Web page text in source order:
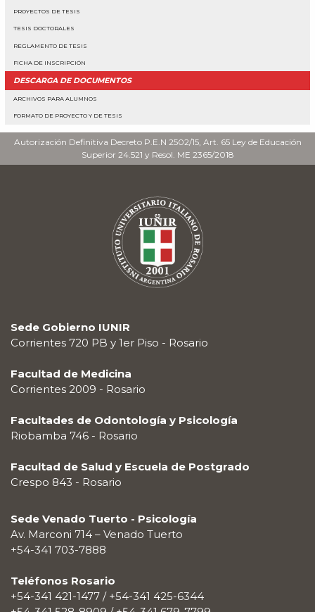
PROYECTOS DE TESIS
TESIS DOCTORALES
REGLAMENTO DE TESIS
FICHA DE INSCRIPCIÓN
DESCARGA DE DOCUMENTOS
ARCHIVOS PARA ALUMNOS
FORMATO DE PROYECTO Y DE TESIS
Autorización Definitiva Decreto P.E.N 2502/15, Art. 65 Ley de Educación
Superior 24.521 y Resol. ME 2365/2018
Sede Gobierno IUNIR
Corrientes 720 PB y 1er Piso - Rosario
Facultad de Medicina
Corrientes 2009 - Rosario
Facultades de Odontología y Psicología
Riobamba 746 - Rosario
Facultad de Salud y Escuela de Postgrado
Crespo 843 - Rosario
Sede Venado Tuerto - Psicología
Av. Marconi 714 – Venado Tuerto
+54-341 703-7888
Teléfonos Rosario
+54-341 421-1477 / +54-341 425-6344